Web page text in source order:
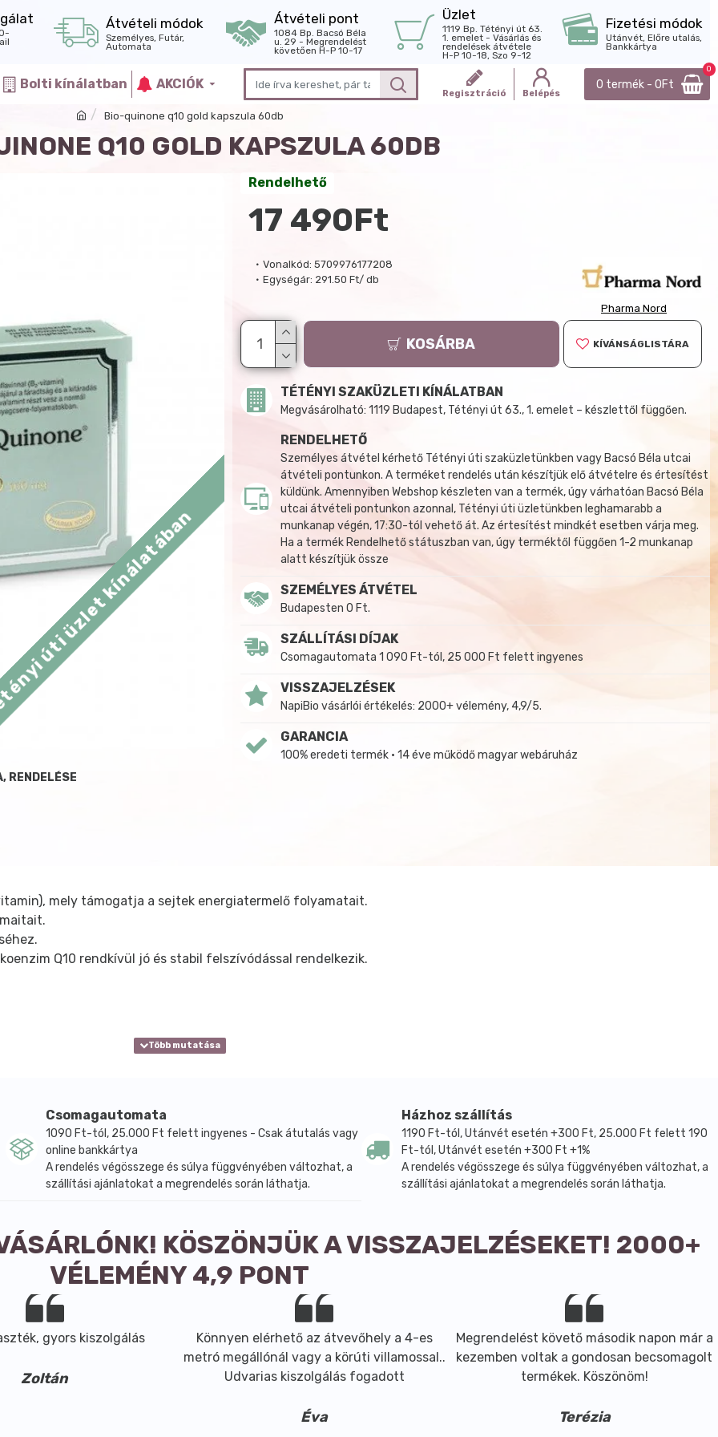
Átvételi módok
Személyes, Futár,
Automata
Átvételi pont
1084 Bp. Bacsó Béla
u. 29 - Megrendelést
követően H-P 10-17
Üzlet
1119 Bp. Tétényi út 63.
1. emelet - Vásárlás és
rendelések átvétele
H-P 10-18, Szo 9-12
Fizetési módok
Utánvét, Előre utalás,
Bankkártya
Bolti kínálatban AKCIÓK
Regisztráció Belépés
0 termék - 0Ft
0
Bio-quinone q10 gold kapszula 60db
Q10 GOLD KAPSZULA 60DB
üzlet kínálatában
Vonalkód: 5709976177208
Egységár: 291.50 Ft/ db
Pharma Nord
Rendelhető
17 490Ft
KOSÁRBA KÍVÁNSÁGLISTÁRA
TÉTÉNYI SZAKÜZLETI KÍNÁLATBAN
Megvásárolható: 1119 Budapest, Tétényi út 63., 1. emelet – készlettől függően.
RENDELHETŐ
Személyes átvétel kérhető Tétényi úti szaküzletünkben vagy Bacsó Béla utcai
átvételi pontunkon. A terméket rendelés után készítjük elő átvételre és értesítést
küldünk. Amennyiben Webshop készleten van a termék, úgy várhatóan Bacsó Béla
utcai átvételi pontunkon azonnal, Tétényi úti üzletünkben leghamarabb a
munkanap végén, 17:30-tól vehető át. Az értesítést mindkét esetben várja meg.
Ha a termék Rendelhető státuszban van, úgy terméktől függően 1-2 munkanap
alatt készítjük össze
SZEMÉLYES ÁTVÉTEL
Budapesten 0 Ft.
SZÁLLÍTÁSI DÍJAK
Csomagautomata 1 090 Ft-tól, 25 000 Ft felett ingyenes
VISSZAJELZÉSEK
NapiBio vásárlói értékelés: 2000+ vélemény, 4,9/5.
GARANCIA
100% eredeti termék • 14 éve működő magyar webáruház
RENDELÉSE
mely támogatja a sejtek energiatermelő folyamatait.
Q10 rendkívül jó és stabil felszívódással rendelkezik.
vegyes étrendet és az egészséges életmódot.
csak – orvossal, vagy hozzáértő egészségügyi szakemberrel történt egyeztetést követően javasolt
nedvesítőszer: glicerin, Ubiquinon (koenzim Q10), víz, antioxidáns: d-α-tokoferol, riboflavin (B2-vitamin),
Csomagautomata
1090 Ft-tól, 25.000 Ft felett ingyenes - Csak átutalás vagy
online bankkártya
A rendelés végösszege és súlya függvényében változhat, a
szállítási ajánlatokat a megrendelés során láthatja.
Házhoz szállítás
1190 Ft-tól, Utánvét esetén +300 Ft, 25.000 Ft felett 190
Ft-tól, Utánvét esetén +300 Ft +1%
A rendelés végösszege és súlya függvényében változhat, a
szállítási ajánlatokat a megrendelés során láthatja.
KÖSZÖNJÜK A VISSZAJELZÉSEKET! 2000+
VÉLEMÉNY 4,9 PONT
gyors kiszolgálás
Zoltán
Könnyen elérhető az átvevőhely a 4-es
metró megállónál vagy a körúti villamossal..
Udvarias kiszolgálás fogadott
Éva
Megrendelést követő második napon már a
kezemben voltak a gondosan becsomagolt
termékek. Köszönöm!
Terézia